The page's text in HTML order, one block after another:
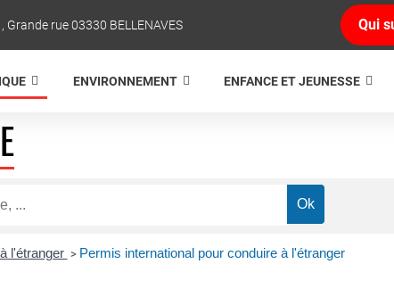
Grande rue 03330 BELLENAVES Qui
ENVIRONNEMENT ENFANCE ET JEUNESSE
l'étranger > Permis international pour conduire à l'étranger